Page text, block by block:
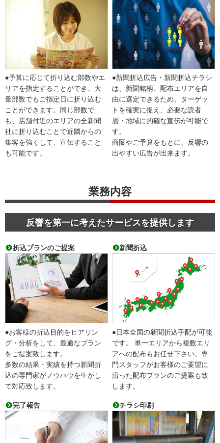
●予算に応じて折り込む部数やエ
リアを指定することができ、大
量部数でもご指定日に折り込む
ことができます。同じ部数で
も、店舗付近のエリアの全新聞
社に折り込むことで近隣からの
集客を強くして、宣伝すること
も可能です。
●新聞折込広告・新聞折込チラシ
は、新聞銘柄、配布エリアを自
由に選定できるため、ターゲッ
トを確実に捉え、必要な読者
層・地域に的確な宣伝が可能で
す。
商圏やご予算をもとに、反響の
出やすい広告が出来ます。
業務内容
反響を第一に考えたサービスを提供します
折込プランのご提案
●お客様の折込目的をヒアリン
グ・分析をして、最適なプラン
をご提案致します。
多数の結果・実績を持つ新聞折
込の専門家がノウハウを生かし
て対応致します。
新聞折込
●日本全国の新聞折込手配が可能
です。 単一エリアから複数エリ
アへの配布もお任せ下さい。専
門スタッフがお客様のご要望に
沿った配布プランのご提案も致
します。
完了報告 チラシ印刷